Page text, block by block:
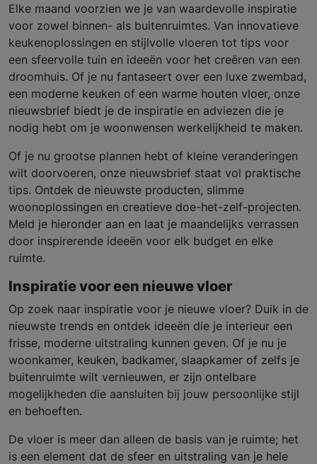
Elke maand voorzien we je van waardevolle inspiratie
voor zowel binnen- als buitenruimtes. Van innovatieve
keukenoplossingen en stijlvolle vloeren tot tips voor
een sfeervolle tuin en ideeën voor het creëren van een
droomhuis. Of je nu fantaseert over een luxe zwembad,
een moderne keuken of een warme houten vloer, onze
nieuwsbrief biedt je de inspiratie en adviezen die je
nodig hebt om je woonwensen werkelijkheid te maken.
Of je nu grootse plannen hebt of kleine veranderingen
wilt doorvoeren, onze nieuwsbrief staat vol praktische
tips. Ontdek de nieuwste producten, slimme
woonoplossingen en creatieve doe-het-zelf-projecten.
Meld je hieronder aan en laat je maandelijks verrassen
door inspirerende ideeën voor elk budget en elke
ruimte.
Inspiratie voor een nieuwe vloer
Op zoek naar inspiratie voor je nieuwe vloer? Duik in de
nieuwste trends en ontdek ideeën die je interieur een
frisse, moderne uitstraling kunnen geven. Of je nu je
woonkamer, keuken, badkamer, slaapkamer of zelfs je
buitenruimte wilt vernieuwen, er zijn ontelbare
mogelijkheden die aansluiten bij jouw persoonlijke stijl
en behoeften.
De vloer is meer dan alleen de basis van je ruimte; het
is een element dat de sfeer en uitstraling van je hele